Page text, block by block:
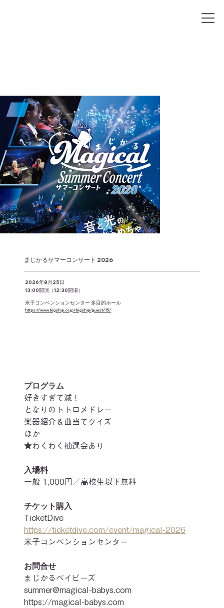
まじかるサマーコンサート 2026
2026年8月25日
13:00開演（12:30開場）
米子コンベンションセンター 多目的ホール
https://www.bigship.or.jp/bigship/guest/15/
プログラム
好きすぎて滅！
となりのトトロメドレー
楽器紹介＆曲当てクイズ
ほか
★わくわく抽選会あり
入場料
一般 1,000円／高校生以下無料
チケット購入
TicketDive
https://ticketdive.com/event/magical-2026
米子コンベンションセンター
お問合せ
まじかるベイビーズ
summer@magical-babys.com
https://magical-babys.com